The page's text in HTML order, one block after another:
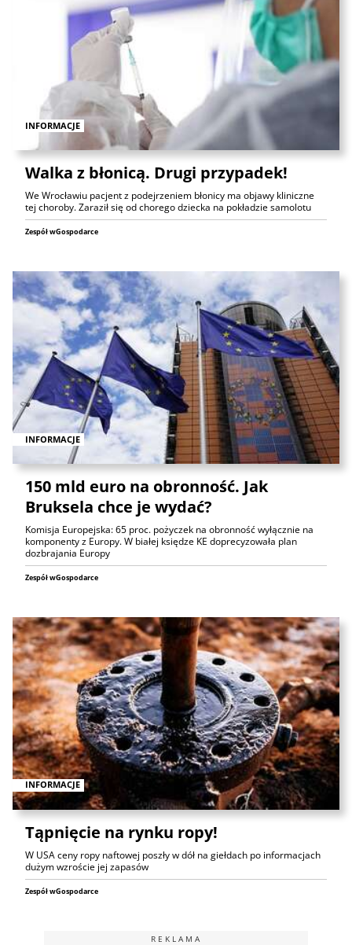
INFORMACJE
Walka z błonicą. Drugi przypadek!
We Wrocławiu pacjent z podejrzeniem błonicy ma objawy kliniczne
tej choroby. Zaraził się od chorego dziecka na pokładzie samolotu
Zespół wGospodarce
INFORMACJE
150 mld euro na obronność. Jak
Bruksela chce je wydać?
Komisja Europejska: 65 proc. pożyczek na obronność wyłącznie na
komponenty z Europy. W białej księdze KE doprecyzowała plan
dozbrajania Europy
Zespół wGospodarce
INFORMACJE
Tąpnięcie na rynku ropy!
W USA ceny ropy naftowej poszły w dół na giełdach po informacjach
dużym wzroście jej zapasów
Zespół wGospodarce
REKLAMA